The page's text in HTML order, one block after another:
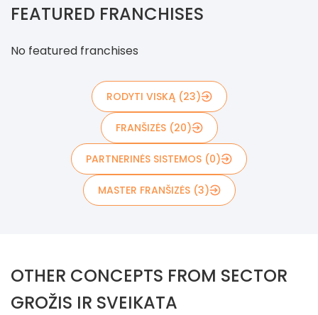
FEATURED FRANCHISES
No featured franchises
RODYTI VISKĄ (23)
FRANŠIZĖS (20)
PARTNERINĖS SISTEMOS (0)
MASTER FRANŠIZĖS (3)
OTHER CONCEPTS FROM SECTOR
GROŽIS IR SVEIKATA